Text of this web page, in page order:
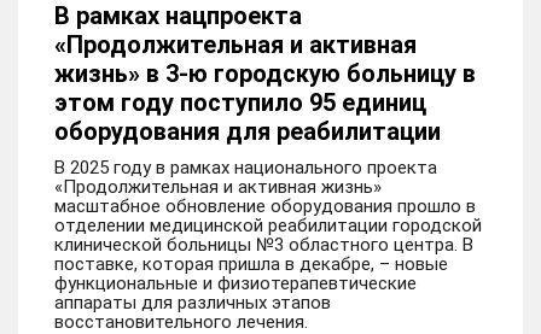
В рамках нацпроекта
«Продолжительная и активная
жизнь» в 3-ю городскую больницу в
этом году поступило 95 единиц
оборудования для реабилитации
В 2025 году в рамках национального проекта
«Продолжительная и активная жизнь»
масштабное обновление оборудования прошло в
отделении медицинской реабилитации городской
клинической больницы №3 областного центра. В
поставке, которая пришла в декабре, – новые
функциональные и физиотерапевтические
аппараты для различных этапов
восстановительного лечения.